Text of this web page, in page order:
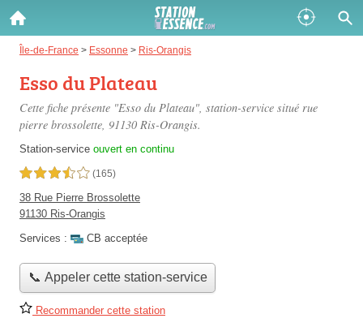
Île-de-France > Essonne > Ris-Orangis
Esso du Plateau
Cette fiche présente "Esso du Plateau", station-service situé rue
pierre brossolette, 91130 Ris-Orangis.
Station-service ouvert en continu
3,5 étoiles sur 5 (165)
38 Rue Pierre Brossolette
91130 Ris-Orangis
Services :
CB acceptée
📞 Appeler cette station-service
Recommander cette station
Gazole :
Disponible
SP 98 :
Disponible
SP 95 :
Disponible